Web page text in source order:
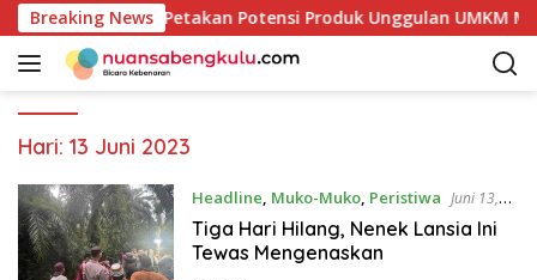
a
Breaking News
Kaur Mulai Petakan Potensi Produk Unggulan UMKM
Hari: 13 Juni 2023
Headline, Muko-Muko, Peristiwa Juni 13,
2023
Tiga Hari Hilang, Nenek Lansia Ini
Tewas Mengenaskan